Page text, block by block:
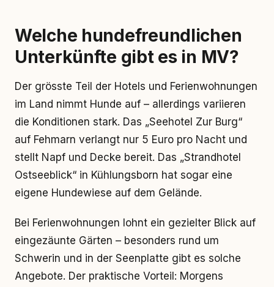
Welche hundefreundlichen
Unterkünfte gibt es in MV?
Der grösste Teil der Hotels und Ferienwohnungen
im Land nimmt Hunde auf – allerdings variieren
die Konditionen stark. Das „Seehotel Zur Burg“
auf Fehmarn verlangt nur 5 Euro pro Nacht und
stellt Napf und Decke bereit. Das „Strandhotel
Ostseeblick“ in Kühlungsborn hat sogar eine
eigene Hundewiese auf dem Gelände.
Bei Ferienwohnungen lohnt ein gezielter Blick auf
eingezäunte Gärten – besonders rund um
Schwerin und in der Seenplatte gibt es solche
Angebote. Der praktische Vorteil: Morgens